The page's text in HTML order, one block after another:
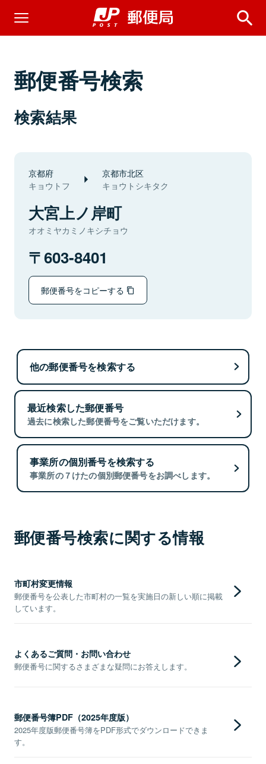
郵便番号検索
検索結果
京都府
キョウトフ
京都市北区
キョウトシキタク
大宮上ノ岸町
オオミヤカミノキシチョウ
603-8401
郵便番号をコピーする
他の郵便番号を検索する
最近検索した郵便番号
過去に検索した郵便番号をご覧いただけます。
事業所の個別番号を検索する
事業所の７けたの個別郵便番号をお調べします。
郵便番号検索に関する情報
市町村変更情報
郵便番号を公表した市町村の一覧を実施日の新しい順に掲載
しています。
よくあるご質問・お問い合わせ
郵便番号に関するさまざまな疑問にお答えします。
郵便番号簿PDF（2025年度版）
2025年度版郵便番号簿をPDF形式でダウンロードできま
す。